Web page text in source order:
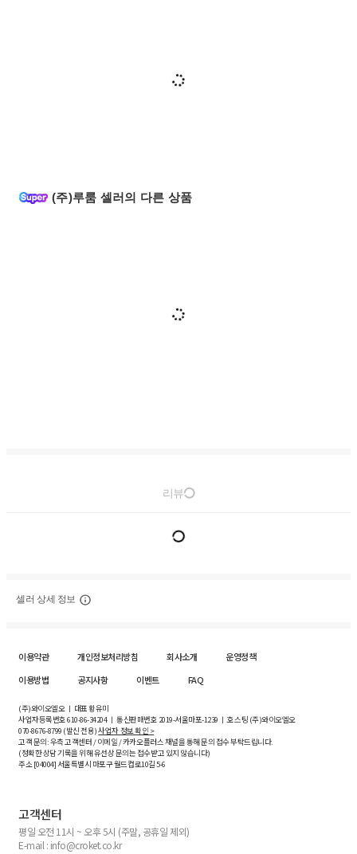
(주)루룸 셀러의 다른 상품
리뷰
셀러 상세 정보
이용약관 개인정보처리방침 회사소개
운영정책
이용방법
공지사항 이벤트 FAQ
(주)와이오엘오 ㅣ 대표 황유미
사업자등록번호610-86-34204ㅣ 통신판매번호 2019-서울마포-1239 ㅣ 호스팅 (주)와이오엘오
070-8676-8799 (발신 전용)사업자 정보 확인 >
고객 문의: 우측 고객센터 / 이메일 / 카카오플러스 채널을 통해 문의 접수 부탁드립니다.
(정확한 상담 기록을 위해 유선상 문의는 접수받고 있지 않습니다)
주소 [04004] 서울특별시 마포구 월드컵로10길5-6
고객센터
평일 오전 11시 ~ 오후 5시 (주말, 공휴일 제외)
E-mail : info@croket.co.kr